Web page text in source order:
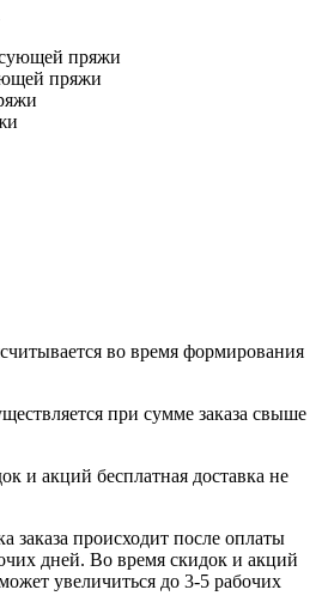
пряжи
во время формирования
при сумме заказа свыше
акций бесплатная доставка не
заказа происходит после оплаты
дней. Во время скидок и акций
увеличиться до 3-5 рабочих